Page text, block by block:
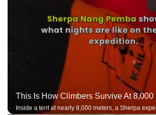
This Is How Climbers Survive At 8,000